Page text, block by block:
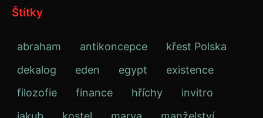
Štítky
abraham antikoncepce
křest Polska
dekalog
eden egypt
existence
filozofie
finance hříchy
invitro